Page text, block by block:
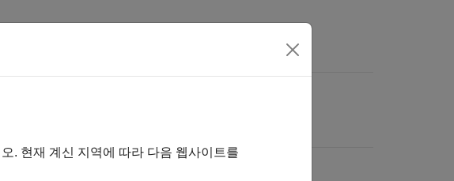
. 현재 계신 지역에 따라 다음 웹사이트를